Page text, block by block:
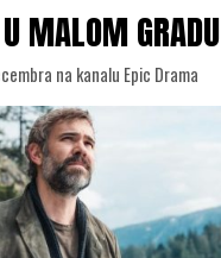
MALOM GRADU
na kanalu Epic Drama